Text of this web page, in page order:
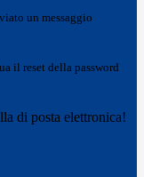
un messaggio
il reset della password
di posta elettronica!